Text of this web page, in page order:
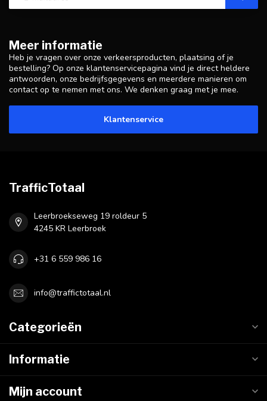
Meer informatie
Heb je vragen over onze verkeersproducten, plaatsing of je
bestelling? Op onze klantenservicepagina vind je direct heldere
antwoorden, onze bedrijfsgegevens en meerdere manieren om
contact op te nemen met ons. We denken graag met je mee.
Klantenservice
TrafficTotaal
Leerbroekseweg 19 roldeur 5
4245 KR Leerbroek
+31 6 559 986 16
info@traffictotaal.nl
Categorieën
Informatie
Mijn account